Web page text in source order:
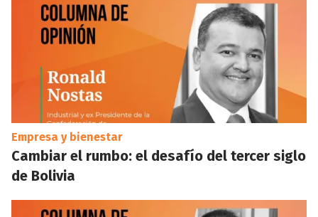
Empresa y bienestar
Cambiar el rumbo: el desafío del tercer siglo
de Bolivia